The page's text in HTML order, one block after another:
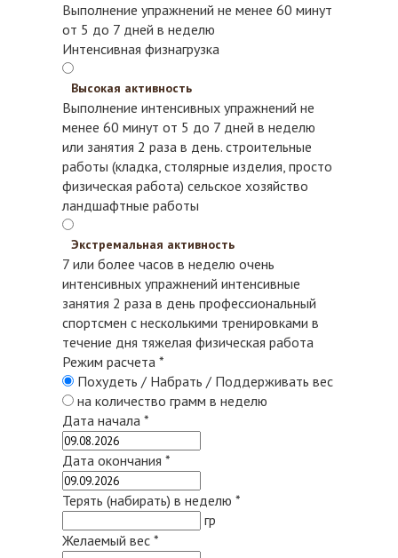
Выполнение упражнений не менее 60 минут
от 5 до 7 дней в неделю
Интенсивная физнагрузка
Высокая активность
Выполнение интенсивных упражнений не
менее 60 минут от 5 до 7 дней в неделю
или занятия 2 раза в день. строительные
работы (кладка, столярные изделия, просто
физическая работа) сельское хозяйство
ландшафтные работы
Экстремальная активность
7 или более часов в неделю очень
интенсивных упражнений интенсивные
занятия 2 раза в день профессиональный
спортсмен с несколькими тренировками в
течение дня тяжелая физическая работа
Режим расчета *
Похудеть / Набрать / Поддерживать вес
на количество грамм в неделю
Дата начала *
Дата окончания *
Терять (набирать) в неделю *
гр
Желаемый вес *